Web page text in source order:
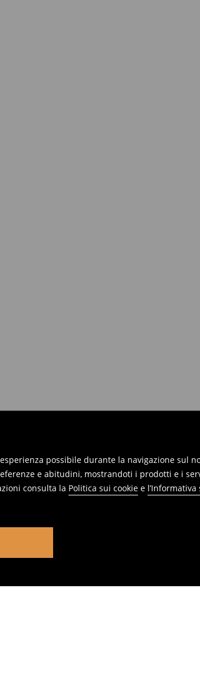
possibile durante la navigazione sul
e abitudini, mostrandoti i prodotti e i
consulta la Politica sui cookie e